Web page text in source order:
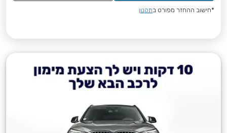
*חישוב ההחזר מפורט בתקנון